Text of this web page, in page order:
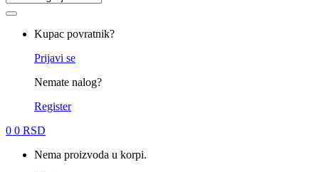
Kupac povratnik?
Prijavi se
Nemate nalog?
Register
0 0 RSD
Nema proizvoda u korpi.